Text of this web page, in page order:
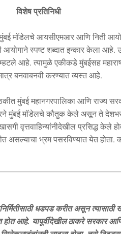
विशेष प्रतिनिधी
मुंबई मॉडेलचे आयसीएमआर आणि निती
आयोगाने स्पष्ट शब्दात इन्कार केला आहे.
आहे. त्यामुळे एकीकडे मुंबईसह
बनवाबनवी करण्यात व्यस्त आहे.
मुंबई महानगरपालिका आणि राज्य
मुंबई मॉडेलचे कौतुक केले असून ते
वृत्तवाहिन्यांनीदेखील प्रसिद्ध केले
असल्याचा भ्रम पसरविण्यात येत होता.
धडपड करीत असून
होत आहे. यापूर्वीदेखील ठाकरे सरकार